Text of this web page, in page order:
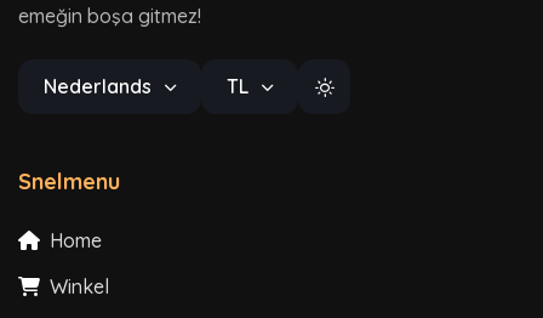
emeğin boşa gitmez!
Nederlands TL
Snelmenu
Home
Winkel